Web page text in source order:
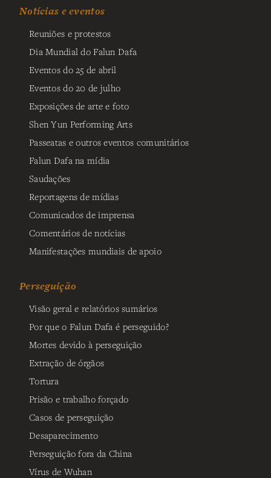
Notícias e eventos
Reuniões e protestos
Dia Mundial do Falun Dafa
Eventos do 25 de abril
Eventos do 20 de julho
Exposições de arte e foto
Shen Yun Performing Arts
Passeatas e outros eventos comunitários
Falun Dafa na mídia
Saudações
Reportagens de mídias
Comunicados de imprensa
Comentários de notícias
Manifestações mundiais de apoio
Perseguição
Visão geral e relatórios sumários
Por que o Falun Dafa é perseguido?
Mortes devido à perseguição
Extração de órgãos
Tortura
Prisão e trabalho forçado
Casos de perseguição
Desaparecimento
Perseguição fora da China
Vírus de Wuhan